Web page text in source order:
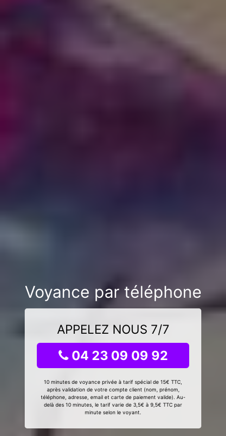
Voyance par téléphone
APPELEZ NOUS 7/7
04 23 09 09 92
10 minutes de voyance privée à tarif spécial de 15€ TTC,
après validation de votre compte client (nom, prénom,
téléphone, adresse, email et carte de paiement valide). Au-
delà des 10 minutes, le tarif varie de 3,5€ à 9,5€ TTC par
minute selon le voyant.